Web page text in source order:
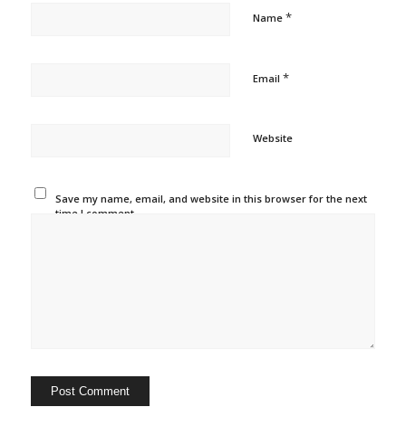
Name *
Email *
Website
Save my name, email, and website in this browser for the next
time I comment.